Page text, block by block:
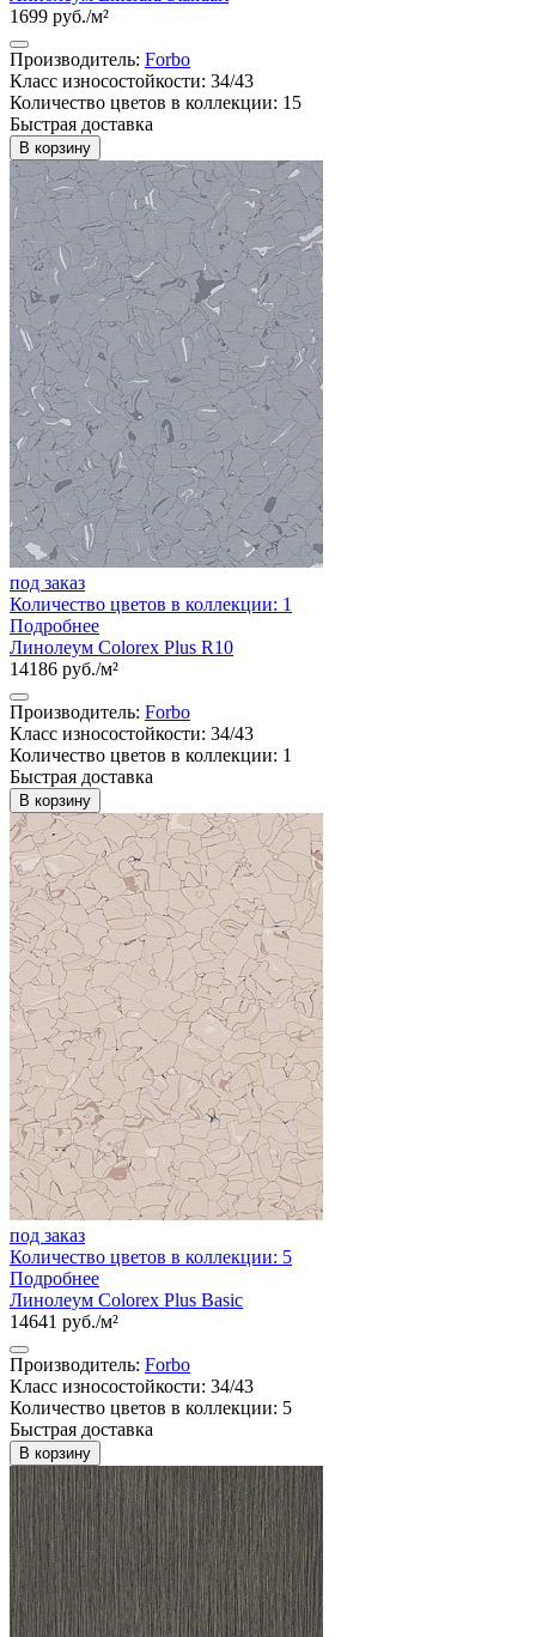
1699 руб./м²
Производитель: Forbo
Класс износостойкости: 34/43
Количество цветов в коллекции: 15
Быстрая доставка
В корзину
под заказ
Количество цветов в коллекции: 1
Подробнее
Линолеум Colorex Plus R10
14186 руб./м²
Производитель: Forbo
Класс износостойкости: 34/43
Количество цветов в коллекции: 1
Быстрая доставка
В корзину
под заказ
Количество цветов в коллекции: 5
Подробнее
Линолеум Colorex Plus Basic
14641 руб./м²
Производитель: Forbo
Класс износостойкости: 34/43
Количество цветов в коллекции: 5
Быстрая доставка
В корзину